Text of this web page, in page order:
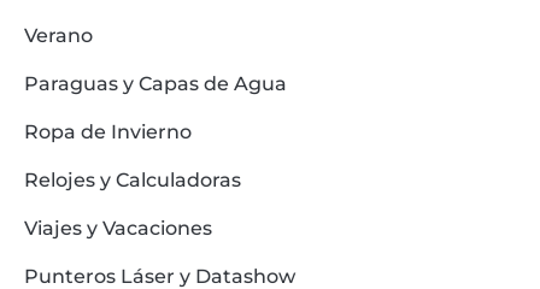
Verano
Paraguas y Capas de Agua
Ropa de Invierno
Relojes y Calculadoras
Viajes y Vacaciones
Punteros Láser y Datashow